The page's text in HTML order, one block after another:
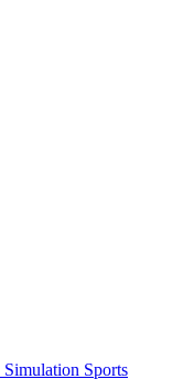
Simulation Sports